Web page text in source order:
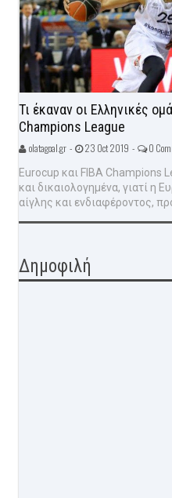
Τι έκαναν οι Ελληνικές
Champions League
olatagoal.gr - 23 Oct 2019 - 0
Eurocup και FIBA Champions
και δικαιολογημένα, γιατί η
αίγλης και ενδιαφέροντος,
Δημοφιλή